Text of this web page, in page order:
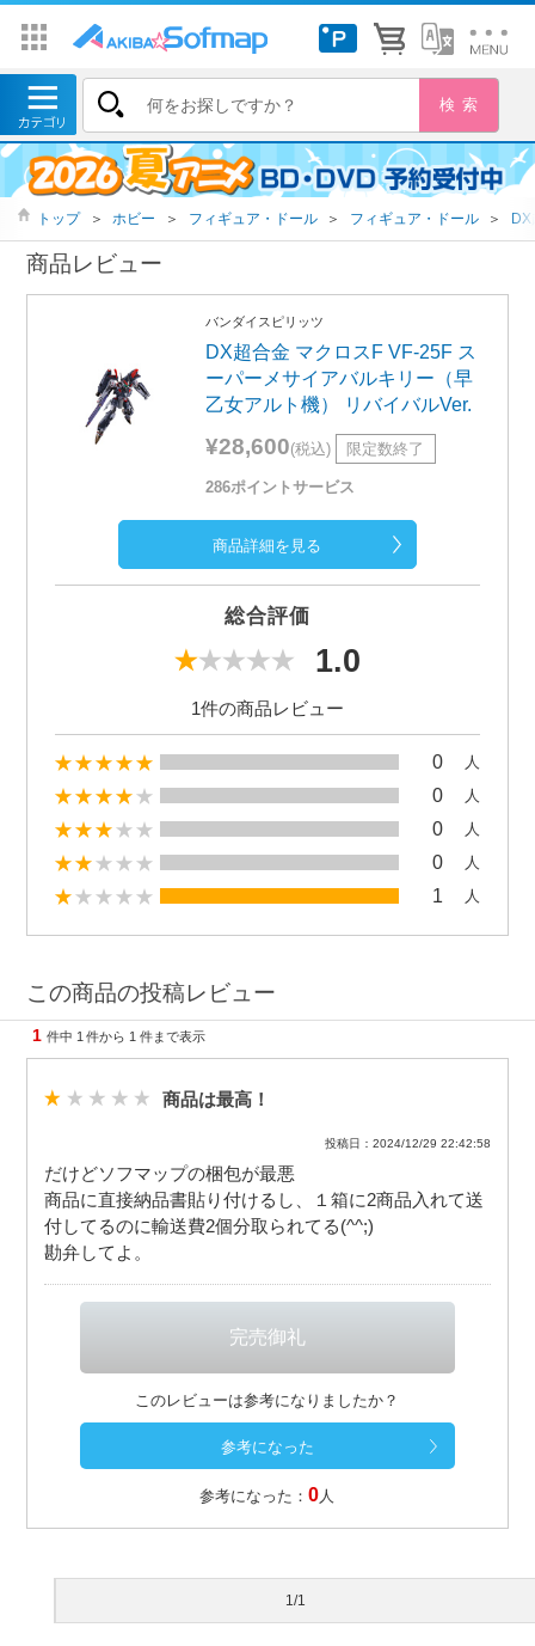
トップ ＞ ホビー ＞ フィギュア・ドール ＞ フィギュア・ドール ＞
商品レビュー
バンダイスピリッツ
DX超合金 マクロスF VF-25F ス
ーパーメサイアバルキリー（早
乙女アルト機） リバイバルVer.
¥28,600(税込) 限定数終了
286ポイントサービス
商品詳細を見る
総合評価
1.0
1件の商品レビュー
0 人
0 人
0 人
0 人
1 人
この商品の投稿レビュー
1 件中 1 件から 1 件まで表示
商品は最高！
投稿日：2024/12/29 22:42:58
だけどソフマップの梱包が最悪
商品に直接納品書貼り付けるし、１箱に2商品入れて送
付してるのに輸送費2個分取られてる(^^;)
勘弁してよ。
このレビューは参考になりましたか？
参考になった：0 人
1/1